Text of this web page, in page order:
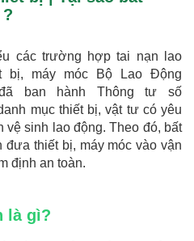
các trường hợp tai nạn lao
bị, máy móc Bộ Lao Động
ban hành Thông tư số
mục thiết bị, vật tư có yêu
vệ sinh lao động. Theo đó, bất
đưa thiết bị, máy móc vào vận
định an toàn.
là gì?